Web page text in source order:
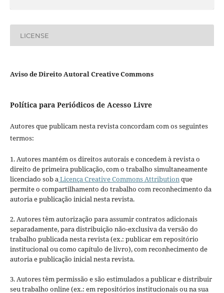
LICENSE
Aviso de Direito Autoral Creative Commons
Política para Periódicos de Acesso Livre
Autores que publicam nesta revista concordam com os seguintes
termos:
1. Autores mantém os direitos autorais e concedem à revista o
direito de primeira publicação, com o trabalho simultaneamente
licenciado sob aLicença Creative Commons Attributionque
permite o compartilhamento do trabalho com reconhecimento da
autoria e publicação inicial nesta revista.
2. Autores têm autorização para assumir contratos adicionais
separadamente, para distribuição não-exclusiva da versão do
trabalho publicada nesta revista (ex.: publicar em repositório
institucional ou como capítulo de livro), com reconhecimento de
autoria e publicação inicial nesta revista.
3. Autores têm permissão e são estimulados a publicar e distribuir
seu trabalho online (ex.: em repositórios institucionais ou na sua